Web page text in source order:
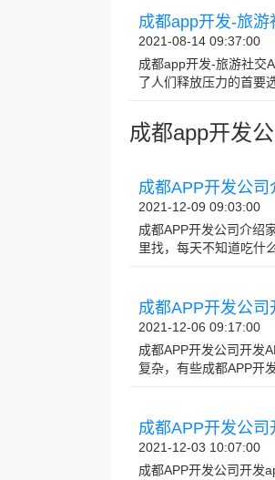
成都app开发-旅
2021-08-14 09:37:00
成都app开发-旅游社交
了人们释放压力的首要
成都app开发
成都APP开发公
2021-12-09 09:03:00
成都APP开发公司介绍
里找，每天不知道吃什
成都APP开发公
2021-12-06 09:17:00
成都APP开发公司开发
复杂，有些成都APP开
成都APP开发公
2021-12-03 10:07:00
成都APP开发公司开发